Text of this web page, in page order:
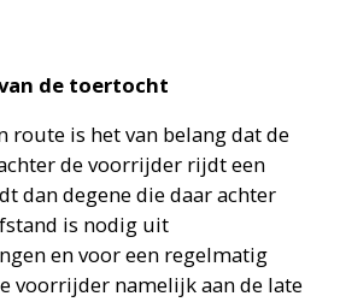
de toertocht
route is het van belang dat de
de voorrijder rijdt een
dan degene die daar achter
is nodig uit
en voor een regelmatig
voorrijder namelijk aan de late